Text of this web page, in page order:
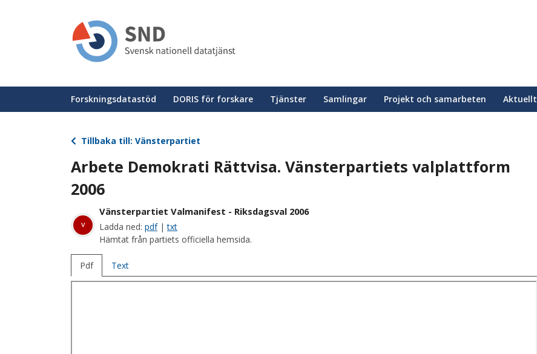
Huvudmeny
Forskningsdatastöd DORIS för forskare Tjänster Samlingar Projekt och samarbeten Aktuellt
Tillbaka till: Vänsterpartiet
Arbete Demokrati Rättvisa. Vänsterpartiets valplattform
2006
v
Vänsterpartiet Valmanifest - Riksdagsval 2006
Ladda ned: pdf|txt
Hämtat från partiets officiella hemsida.
Pdf Text